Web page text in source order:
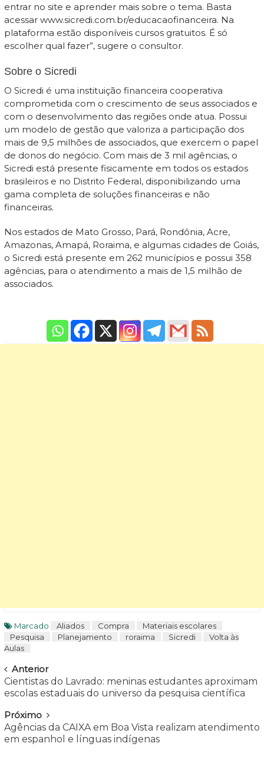
entrar no site e aprender mais sobre o tema. Basta
acessar www.sicredi.com.br/educacaofinanceira. Na
plataforma estão disponíveis cursos gratuitos. É só
escolher qual fazer”, sugere o consultor.
Sobre o Sicredi
O Sicredi é uma instituição financeira cooperativa
comprometida com o crescimento de seus associados e
com o desenvolvimento das regiões onde atua. Possui
um modelo de gestão que valoriza a participação dos
mais de 9,5 milhões de associados, que exercem o papel
de donos do negócio. Com mais de 3 mil agências, o
Sicredi está presente fisicamente em todos os estados
brasileiros e no Distrito Federal, disponibilizando uma
gama completa de soluções financeiras e não
financeiras.
Nos estados de Mato Grosso, Pará, Rondônia, Acre,
Amazonas, Amapá, Roraima, e algumas cidades de Goiás,
o Sicredi está presente em 262 municípios e possui 358
agências, para o atendimento a mais de 1,5 milhão de
associados.
Marcado Aliados Compra
Materiais escolares
Pesquisa
Planejamento roraima Sicredi
Volta às
Aulas
Navegar
Anterior
Cientistas do Lavrado: meninas estudantes aproximam
escolas estaduais do universo da pesquisa científica
Próximo
Agências da CAIXA em Boa Vista realizam atendimento
em espanhol e línguas indígenas